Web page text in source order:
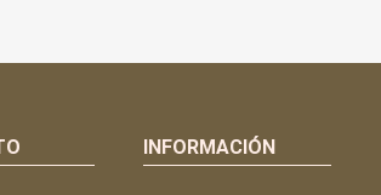
INFORMACIÓN